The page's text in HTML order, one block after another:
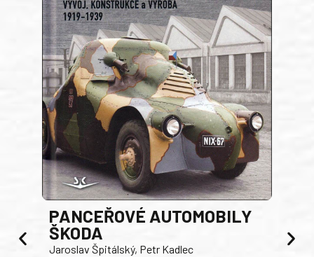
PANCEŘOVÉ AUTOMOBILY
ŠKODA
Jaroslav Špitálský, Petr Kadlec